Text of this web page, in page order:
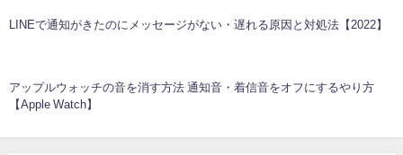
LINEで通知がきたのにメッセージがない・遅れる原因と対処法【2022】
アップルウォッチの音を消す方法 通知音・着信音をオフにするやり方
【Apple Watch】